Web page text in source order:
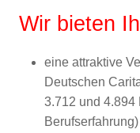
Wir bieten
eine attraktive
Deutschen
3.712 und 4.894
Berufserfahrung)